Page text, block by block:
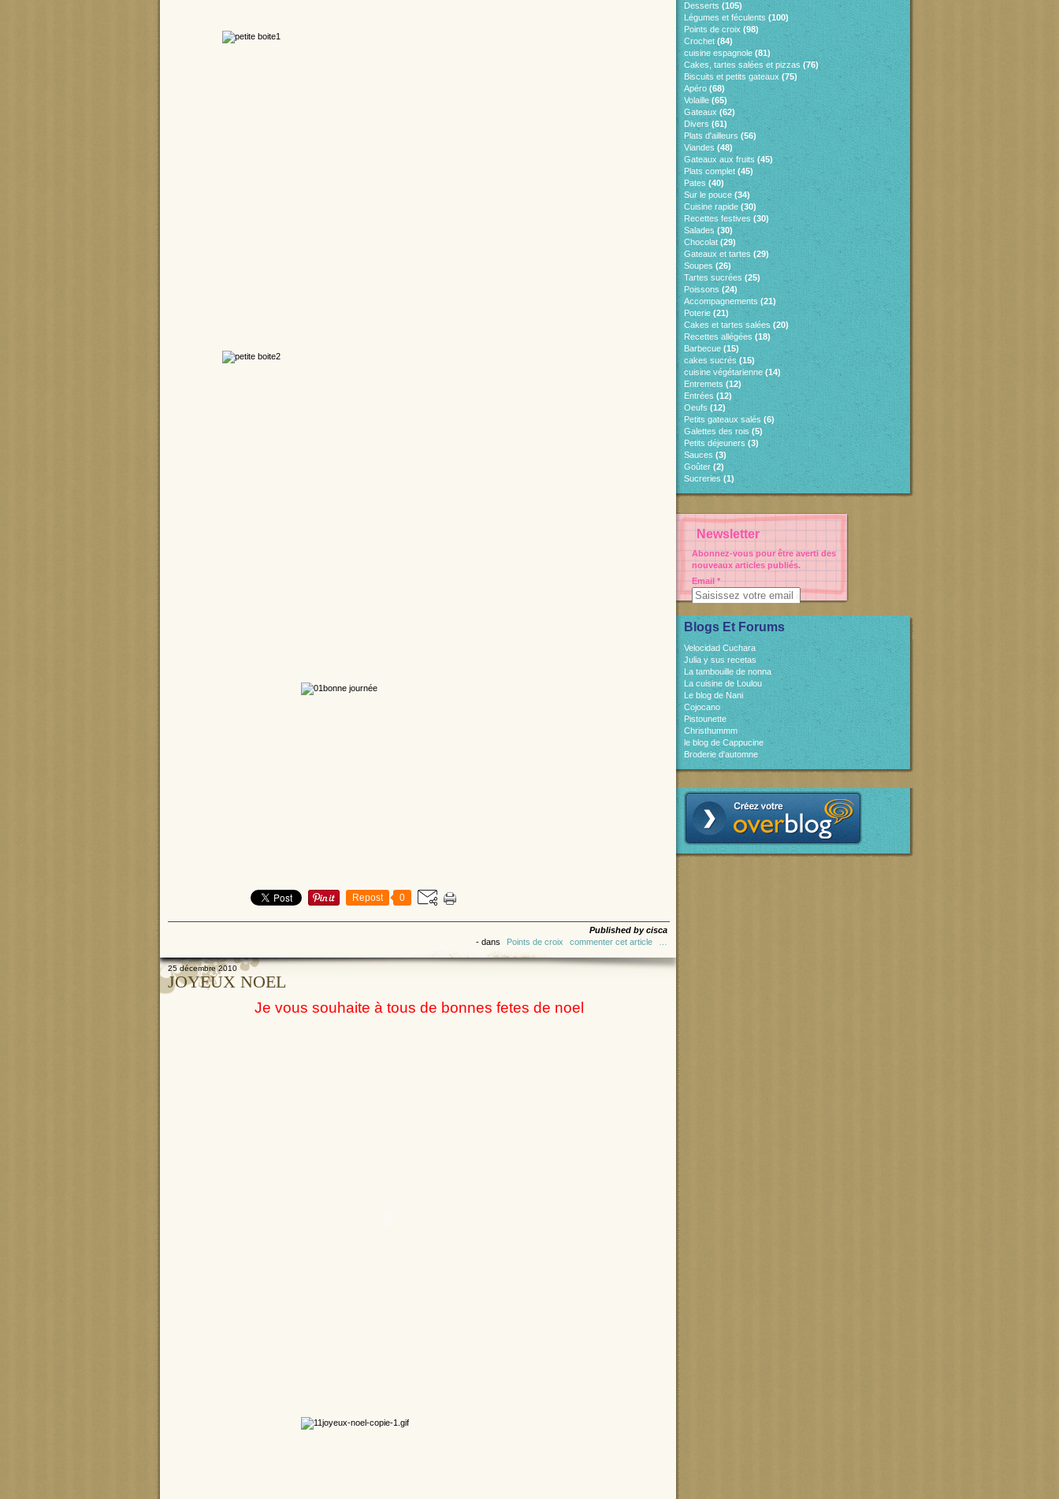
Repost 0
Published by cisca
- dans Points de croix commenter cet article
25 décembre 2010
JOYEUX NOEL
Je vous souhaite à tous de bonnes fetes de noel
Desserts (105)
Légumes et féculents (100)
Points de croix (98)
Crochet(84)
cuisine espagnole (81)
Cakes, tartes salées et pizzas (76)
Biscuits et petits gateaux (75)
Apéro (68)
Volaille (65)
Gateaux (62)
Divers (61)
Plats d'ailleurs (56)
Viandes (48)
Gateaux aux fruits (45)
Plats complet(45)
Pates (40)
Sur le pouce (34)
Cuisine rapide (30)
Recettes festives (30)
Salades(30)
Chocolat (29)
Gateaux et tartes (29)
Soupes (26)
Tartes sucrées (25)
Poissons(24)
Accompagnements (21)
Poterie (21)
Cakes et tartes salées (20)
Recettes allégées (18)
Barbecue (15)
cakes sucrés (15)
cuisine végétarienne (14)
Entremets (12)
Entrées (12)
Oeufs (12)
Petits gateaux salés (6)
Galettes des rois (5)
Petits déjeuners (3)
Sauces (3)
Goûter(2)
Sucreries (1)
Newsletter
Abonnez-vous pour être averti des
nouveaux articles publiés.
Email
Blogs Et Forums
Velocidad Cuchara
Julia y sus recetas
La tambouille de nonna
La cuisine de Loulou
Le blog de Nani
Cojocano
Pistounette
Christhummm
le blog de Cappucine
Broderie d'automne